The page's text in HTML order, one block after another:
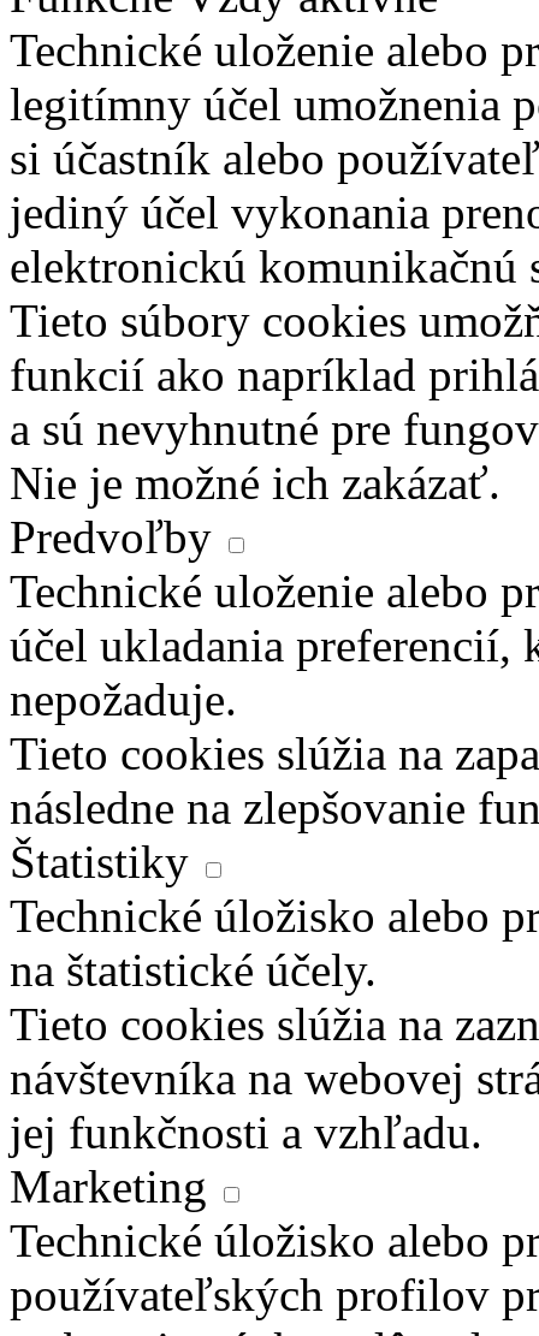
Technické uloženie alebo
legitímny účel umožnenia
si účastník alebo
jediný účel vykonania
elektronickú komunikačnú
Tieto súbory cookies
funkcií ako napríklad
a sú nevyhnutné pre
Nie je možné ich zakázať.
Predvoľby
Technické uloženie alebo
účel ukladania preferencií,
nepožaduje.
Tieto cookies slúžia na
následne na zlepšovanie
Štatistiky
Technické úložisko alebo
na štatistické účely.
Tieto cookies slúžia na
návštevníka na webovej
jej funkčnosti a vzhľadu.
Marketing
Technické úložisko alebo
používateľských profilov